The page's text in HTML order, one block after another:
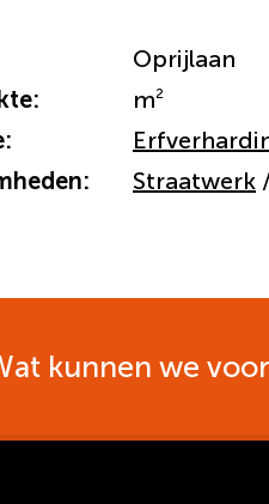
Oprijlaan
m2
Straatwerk
kunnen we